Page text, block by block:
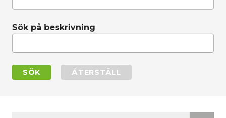
Sök på beskrivning
SÖK ÅTERSTÄLL